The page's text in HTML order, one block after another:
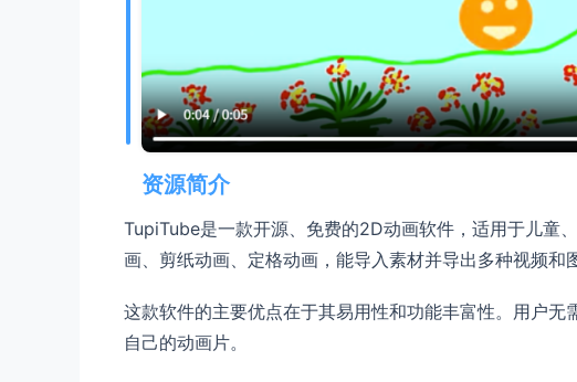
资源简介
TupiTube是一款开源、免费的2D动画软件，适用于儿童
画、剪纸动画、定格动画，能导入素材并导出多种视频和
这款软件的主要优点在于其易用性和功能丰富性。用户
自己的动画片。